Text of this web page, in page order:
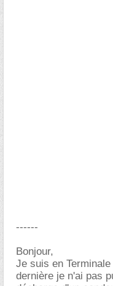
------
Bonjour,
Je suis en
dernière je n'ai pas